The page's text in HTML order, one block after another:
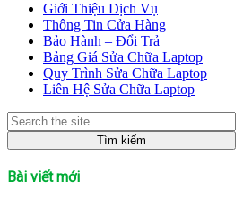
Giới Thiệu Dịch Vụ
Thông Tin Cửa Hàng
Bảo Hành – Đổi Trả
Bảng Giá Sửa Chữa Laptop
Quy Trình Sửa Chữa Laptop
Liên Hệ Sửa Chữa Laptop
Bài viết mới